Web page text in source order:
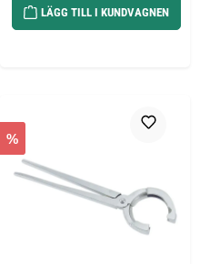
LÄGG TILL I KUNDVAGNEN
%